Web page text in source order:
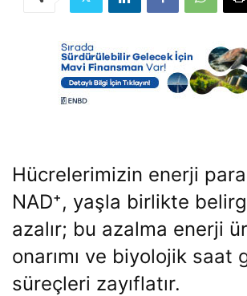
Hücrelerimizin enerji
NAD⁺, yaşla birlikte
azalır; bu azalma enerji
onarımı ve biyolojik saat
süreçleri zayıflatır.